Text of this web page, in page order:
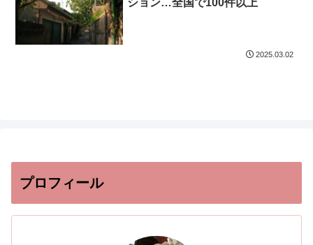
ション…全国で100件以上
2025.03.02
プロフィール